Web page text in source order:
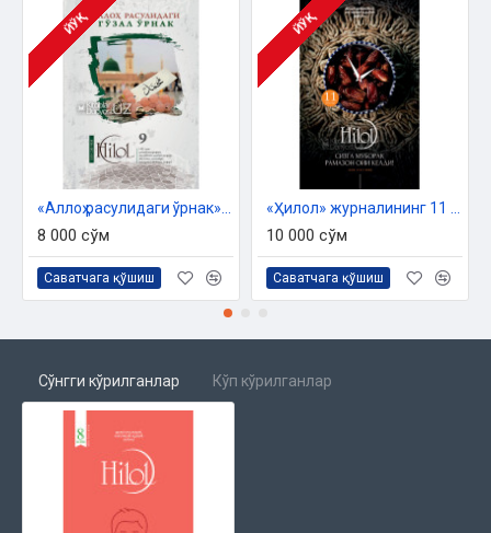
МАСНАВИЙ БОҒЧАСИДАН
Мавлоно Румий маърифати
Хайбар ғазоти
МУЛОҲАЗА
ИСЛОМ ТАМАДДУНИ ВАКИЛЛАРИ
Да Винчига дарс берган ҳаким
МУШТАРИЙ ИЛҲОМИ
САОДАТ ОСТОНАСИ
Болалар нафақаси
Жаннат учун йўлланма
ЙЎҚ
8 000 сўм
Саватчага қўшиш
ЙЎҚ
10 000 сўм
Саватчага қўшиш
Сўнгги кўрилганлар Кўп кўрилганлар